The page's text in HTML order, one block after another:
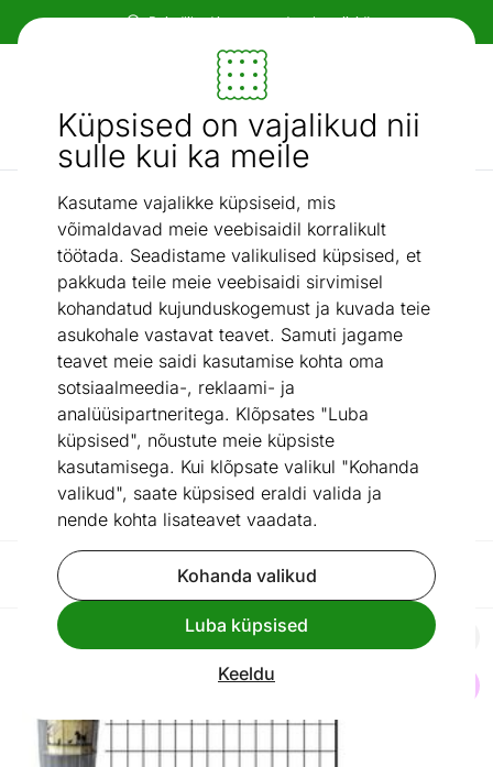
Küpsised on vajalikud nii
sulle kui ka meile
Kasutame vajalikke küpsiseid, mis
võimaldavad meie veebisaidil korralikult
töötada. Seadistame valikulised küpsised, et
pakkuda teile meie veebisaidi sirvimisel
kohandatud kujunduskogemust ja kuvada teie
asukohale vastavat teavet. Samuti jagame
teavet meie saidi kasutamise kohta oma
sotsiaalmeedia-, reklaami- ja
analüüsipartneritega. Klõpsates "Luba
küpsised", nõustute meie küpsiste
kasutamisega. Kui klõpsate valikul "Kohanda
valikud", saate küpsised eraldi valida ja
nende kohta lisateavet vaadata.
Kohanda valikud
Luba küpsised
Keeldu
Tasuta transport!
Mööbel ja sisustus - ON24
Otsi...
AI otsing
Varikatused, kuurid... / Aiad ja piirded
Aiad ja piirded
Aiapaneelid Aiavõrgud
Väravad Aiapostid
Loomavõrgud Pillirooaiad
Bambusaiad
Aedade- ja
garaažiuste lisad
Filtreeri / Reasta